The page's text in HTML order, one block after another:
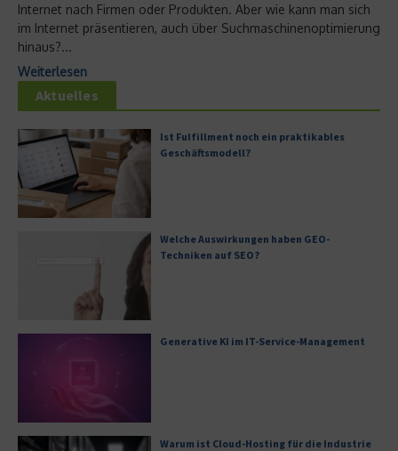
Internet nach Firmen oder Produkten. Aber wie kann man sich
im Internet präsentieren, auch über Suchmaschinenoptimierung
hinaus?...
Weiterlesen
Aktuelles
Ist Fulfillment noch ein praktikables
Geschäftsmodell?
Welche Auswirkungen haben GEO-
Techniken auf SEO?
Generative KI im IT-Service-Management
Warum ist Cloud-Hosting für die Industrie